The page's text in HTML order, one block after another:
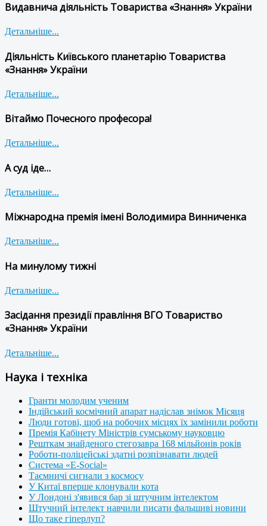
Видавнича діяльність Товариства «Знання» України
Детальніше...
Діяльність Київського планетарію Товариства
«Знання» України
Детальніше...
Вітаймо Почесного професора!
Детальніше...
А суд іде…
Детальніше...
Міжнародна премія імені Володимира Винниченка
Детальніше...
На минулому тижні
Детальніше...
Засідання президії правління ВГО Товариство
«Знання» України
Детальніше...
Наука і техніка
Гранти молодим ученим
Індійський космічний апарат надіслав знімок Місяця
Люди готові, щоб на робочих місцях їх замінили роботи
Премія Кабінету Міністрів сумському науковцю
Решткам знайденого стегозавра 168 мільйонів років
Роботи-поліцейські здатні розпізнавати людей
Система «E-Social»
Таємничі сигнали з космосу
У Китаї вперше клонували кота
У Лондоні з'явився бар зі штучним інтелектом
Штучний інтелект навчили писати фальшиві новини
Що таке гіперлуп?